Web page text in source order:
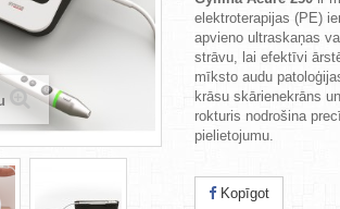
elektroterapijas (PE)
apvieno ultraskaņas
strāvu, lai efektīvi
mīksto audu
krāsu skārienekrāns
rokturis nodrošina
pielietojumu.
Kopīgot